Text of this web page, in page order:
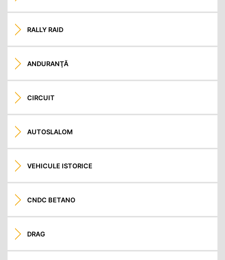
RALLY RAID
ANDURANŢĂ
CIRCUIT
AUTOSLALOM
VEHICULE ISTORICE
CNDC BETANO
DRAG